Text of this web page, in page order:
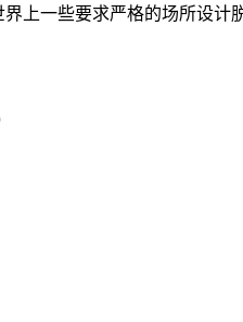
上一些要求严格的场所设计